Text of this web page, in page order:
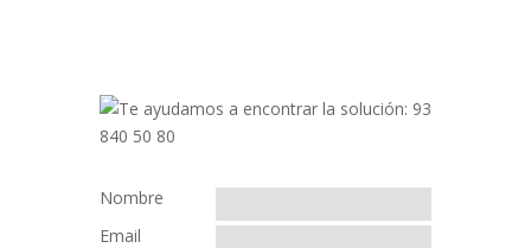
Nombre
Email